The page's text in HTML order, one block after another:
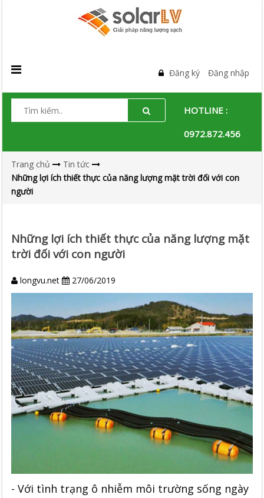
Đăng ký Đăng nhập
HOTLINE :
0972.872.456
Trang chủ
Tin tức
Những lợi ích thiết thực của năng lượng mặt trời đối với con
người
Những lợi ích thiết thực của năng lượng mặt
trời đối với con người
longvu.net 27/06/2019
- Với tình trạng ô nhiễm môi trường sống ngày